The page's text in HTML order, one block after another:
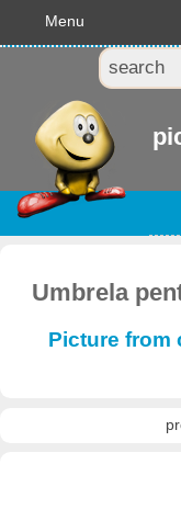
Menu
Umbrela
Picture from